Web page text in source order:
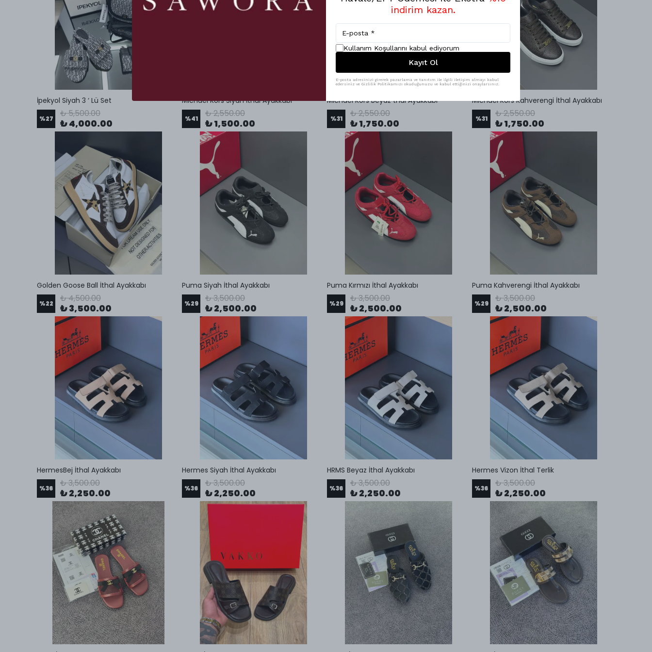
İpekyol Siyah 3 ‘ Lü Set
%27 ₺ 5,500.00
₺ 4,000.00
Michael Kors Siyah İthal Ayakkabı
%41 ₺ 2,550.00
₺ 1,500.00
Michael Kors Beyaz thal Ayakkabı
%31 ₺ 2,550.00
₺ 1,750.00
Michael Kors Kahverengi İthal Ayakkabı
%31 ₺ 2,550.00
₺ 1,750.00
Golden Goose Ball İthal Ayakkabı
%22 ₺ 4,500.00
₺ 3,500.00
Puma Siyah İthal Ayakkabı
%29 ₺ 3,500.00
₺ 2,500.00
Puma Kırmızı İthal Ayakkabı
%29 ₺ 3,500.00
₺ 2,500.00
Puma Kahverengi İthal Ayakkabı
%29 ₺ 3,500.00
₺ 2,500.00
HermesBej İthal Ayakkabı
%36 ₺ 3,500.00
₺ 2,250.00
Hermes Siyah İthal Ayakkabı
%36 ₺ 3,500.00
₺ 2,250.00
HRMS Beyaz İthal Ayakkabı
%36 ₺ 3,500.00
₺ 2,250.00
Hermes Vizon İthal Terlik
%36 ₺ 3,500.00
₺ 2,250.00
indirim kazan.
Kullanım Koşullarını kabul ediyorum
Kayıt Ol
E-posta adresinizi girerek pazarlama ve tanıtım ile ilgili iletişim almayı kabul
edersiniz ve Gizlilik Politikamızı okuduğunuzu ve kabul ettiğinizi onaylarsınız.